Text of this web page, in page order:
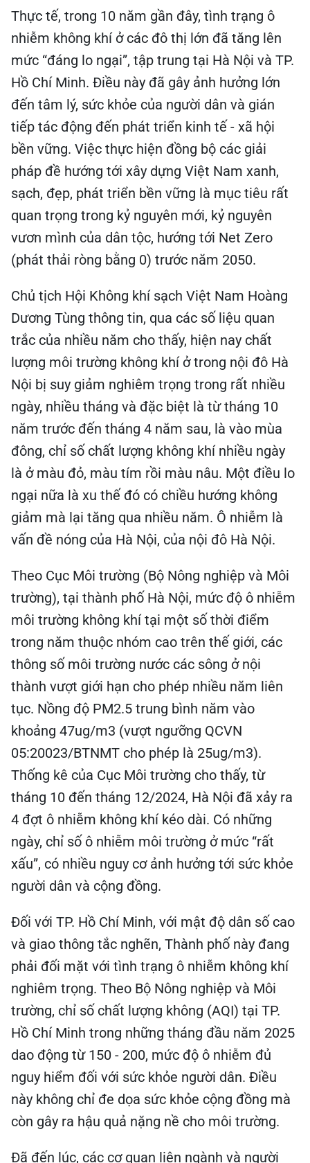
Thực tế, trong 10 năm gần đây, tình trạng ô
nhiễm không khí ở các đô thị lớn đã tăng lên
mức “đáng lo ngại”, tập trung tại Hà Nội và TP.
Hồ Chí Minh. Điều này đã gây ảnh hưởng lớn
đến tâm lý, sức khỏe của người dân và gián
tiếp tác động đến phát triển kinh tế - xã hội
bền vững. Việc thực hiện đồng bộ các giải
pháp đề hướng tới xây dựng Việt Nam xanh,
sạch, đẹp, phát triển bền vững là mục tiêu rất
quan trọng trong kỷ nguyên mới, kỷ nguyên
vươn mình của dân tộc, hướng tới Net Zero
(phát thải ròng bằng 0) trước năm 2050.
Chủ tịch Hội Không khí sạch Việt Nam Hoàng
Dương Tùng thông tin, qua các số liệu quan
trắc của nhiều năm cho thấy, hiện nay chất
lượng môi trường không khí ở trong nội đô Hà
Nội bị suy giảm nghiêm trọng trong rất nhiều
ngày, nhiều tháng và đặc biệt là từ tháng 10
năm trước đến tháng 4 năm sau, là vào mùa
đông, chỉ số chất lượng không khí nhiều ngày
là ở màu đỏ, màu tím rồi màu nâu. Một điều lo
ngại nữa là xu thế đó có chiều hướng không
giảm mà lại tăng qua nhiều năm. Ô nhiễm là
vấn đề nóng của Hà Nội, của nội đô Hà Nội.
Theo Cục Môi trường (Bộ Nông nghiệp và Môi
trường), tại thành phố Hà Nội, mức độ ô nhiễm
môi trường không khí tại một số thời điểm
trong năm thuộc nhóm cao trên thế giới, các
thông số môi trường nước các sông ở nội
thành vượt giới hạn cho phép nhiều năm liên
tục. Nồng độ PM2.5 trung bình năm vào
khoảng 47ug/m3 (vượt ngưỡng QCVN
05:20023/BTNMT cho phép là 25ug/m3).
Thống kê của Cục Môi trường cho thấy, từ
tháng 10 đến tháng 12/2024, Hà Nội đã xảy ra
4 đợt ô nhiễm không khí kéo dài. Có những
ngày, chỉ số ô nhiễm môi trường ở mức “rất
xấu”, có nhiều nguy cơ ảnh hưởng tới sức khỏe
người dân và cộng đồng.
Đối với TP. Hồ Chí Minh, với mật độ dân số cao
và giao thông tắc nghẽn, Thành phố này đang
phải đối mặt với tình trạng ô nhiễm không khí
nghiêm trọng. Theo Bộ Nông nghiệp và Môi
trường, chỉ số chất lượng không (AQI) tại TP.
Hồ Chí Minh trong những tháng đầu năm 2025
dao động từ 150 - 200, mức độ ô nhiễm đủ
nguy hiểm đối với sức khỏe người dân. Điều
này không chỉ đe dọa sức khỏe cộng đồng mà
còn gây ra hậu quả nặng nề cho môi trường.
Đã đến lúc, các cơ quan liên ngành và người